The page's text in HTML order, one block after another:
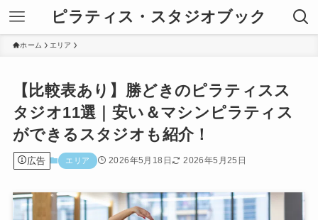
ピラティス・スタジオブック
ホーム エリア
【比較表あり】勝どきのピラティスス
タジオ11選｜安い＆マシンピラティス
ができるスタジオも紹介！
広告 エリア 2026年5月18日 2026年5月25日